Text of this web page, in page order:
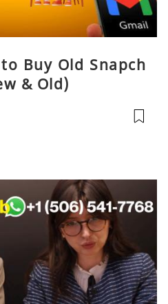
Buy Old Snapch
& Old)